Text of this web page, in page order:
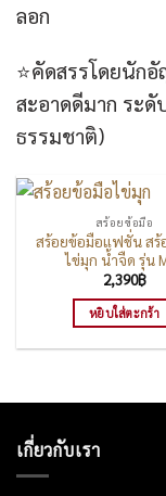
ลอก
⭐คัดสรรโดยนัก
สะอาดดีมาก ระดั
ธรรมชาติ)
สร้อยข้อมือ
สร้อยข้อมือแฟชั่น สร้
ไข่มุก น้ำจืด รุ่น
2,390฿
หยิบใส่ตะกร้า
เกี่ยวกับเรา